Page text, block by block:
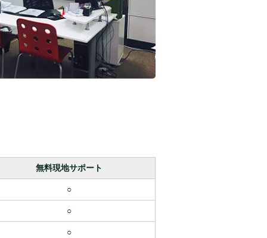
無料現地サポート
○
○
○